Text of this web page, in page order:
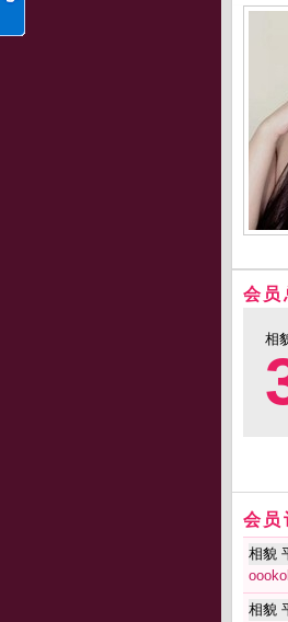
会员
相
会员
相貌
相貌